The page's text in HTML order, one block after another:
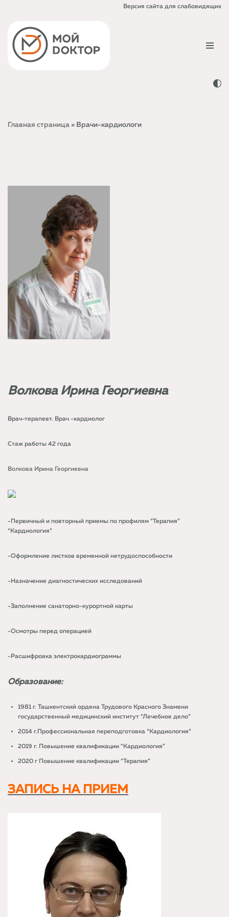
Перейти
содержимому
Версия сайта для слабовидящих
Главная страница » Врачи-кардиологи
Волкова Ирина Георгиевна
Врач-терапевт. Врач -кардиолог
Стаж работы 42 года
Волкова Ирина Георгиевна
-Первичный и повторный приемы по профилям “Терапия”
“Кардиология”
-Оформление листков временной нетрудоспособности
-Назначение диагностических исследований
-Заполнение санаторно-курортной карты
-Осмотры перед операцией
-Расшифровка электрокардиограммы
Образование:
1981 г. Ташкентский ордена Трудового Красного Знамени
государственный медицинский институт “Лечебное дело”
2014 г.Профессиональная переподготовка “Кардиология”
2019 г. Повышение квалификации “Кардиология”
2020 г Повышение квалификации “Терапия”
ЗАПИСЬ НА ПРИЕМ